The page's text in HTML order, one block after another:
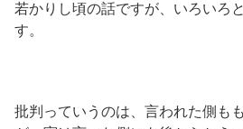
若かりし頃の話ですが、いろいろ
す。
批判っていうのは、言われた側も